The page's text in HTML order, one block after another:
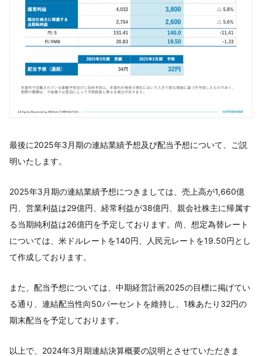
最後に2025年3月期の連結業績予想及び配当予想について、ご説
明いたします。
2025年3月期の連結業績予想につきましては、売上高が1,660億
円、営業利益は29億円、経常利益が38億円、親会社株主に帰属す
る当期純利益は26億円を予定しております。尚、想定為替レート
については、米ドルレートを140円、人民元レートを19.50円とし
て作成しております。
また、配当予想については、中期経営計画2025の目標に掲げてい
る通り、連結配当性向50パーセントを維持し、1株あたり32円の
期末配当を予定しております。
以上で、2024年3月期連結決算概要の説明とさせていただきま